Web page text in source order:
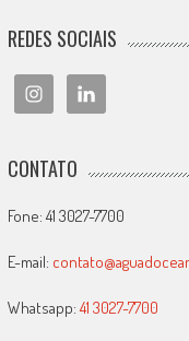
REDES SOCIAIS
CONTATO
Fone: 41 3027-7700
E-mail:
Whatsapp: 41 3027-7700